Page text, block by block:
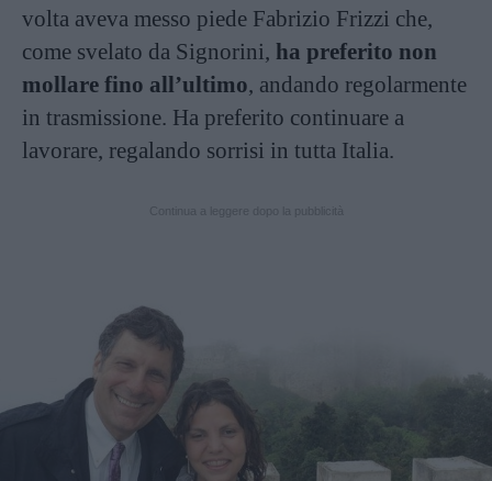
volta aveva messo piede Fabrizio Frizzi che,
come svelato da Signorini, ha preferito non
mollare fino all’ultimo, andando regolarmente
in trasmissione. Ha preferito continuare a
lavorare, regalando sorrisi in tutta Italia.